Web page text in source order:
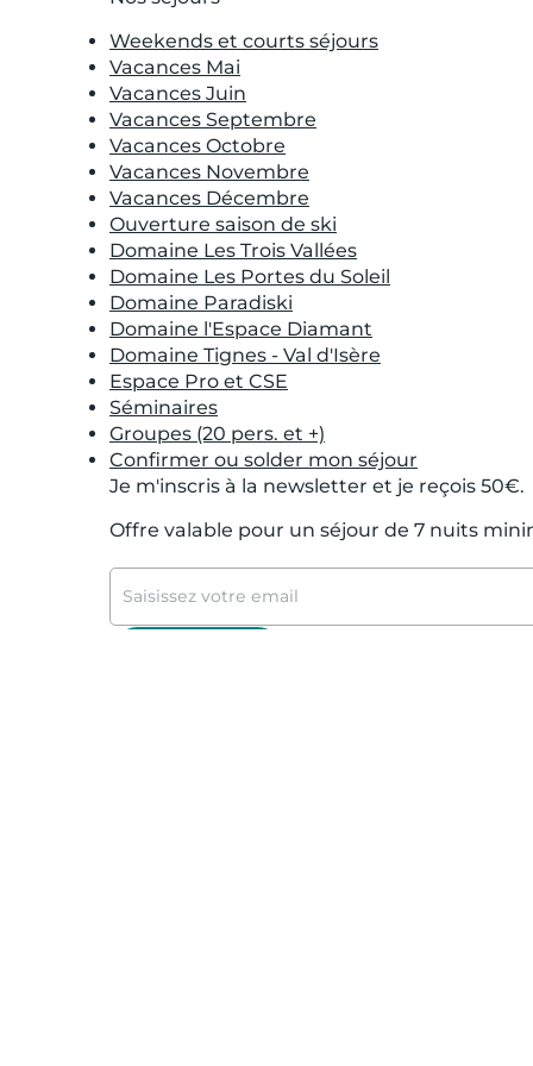
Weekends et courts séjours
Vacances Mai
Vacances Juin
Vacances Septembre
Vacances Octobre
Vacances Novembre
Vacances Décembre
Ouverture saison de ski
Domaine Les Trois Vallées
Domaine Les Portes du Soleil
Domaine Paradiski
Domaine l'Espace Diamant
Domaine Tignes - Val d'Isère
Espace Pro et CSE
Séminaires
Groupes (20 pers. et +)
Confirmer ou solder mon séjour
Je m'inscris à la newsletter et je reçois 50€.
Offre valable pour un séjour de 7 nuits